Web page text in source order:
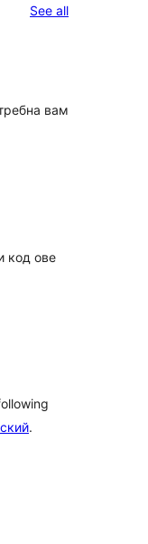
See allreviews
вам
код ове
.